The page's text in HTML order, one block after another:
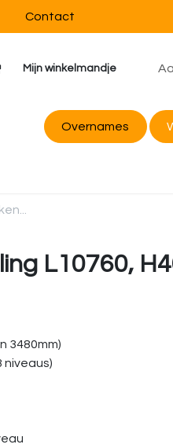
Contact
Mijn winkelmandje
Overnames
L10760,
3480mm)
niveaus)